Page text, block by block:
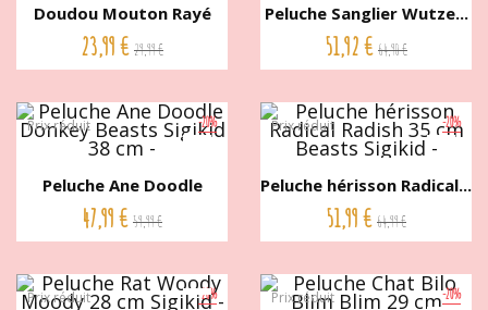
Doudou Mouton Rayé
vert et...
23,99 € 29,99 €
Peluche Sanglier Wutze...
51,92 € 64,90 €
-20%
Prix réduit
Peluche Ane Doodle
Donkey...
47,99 € 59,99 €
-20%
Prix réduit
Peluche hérisson Radical...
51,99 € 64,99 €
-20%
Prix réduit -20%
Prix réduit